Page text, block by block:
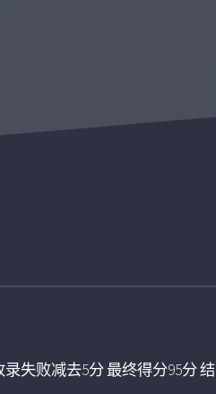
失败减去5分 最终得分95分 结